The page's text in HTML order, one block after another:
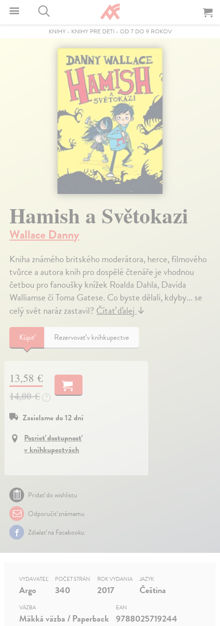
KNIHY- KNIHY PRE DETI - OD 7 DO 9 ROKOV
Hamish a Světokazi
Wallace Danny
Kniha známého britského moderátora, herce, filmového
tvůrce a autora knih pro dospělé čtenáře je vhodnou
četbou pro fanoušky knížek Roalda Dahla, Davida
Walliamse či Toma Gatese. Co byste dělali, kdyby... se
celý svět naráz zastavil?Čítať ďalej↓
Kúpiť Rezervovať v kníhkupectve
13,58 €
14,00 €
?
Zasielame do 12 dní
Pozrieť dostupnosť
v kníhkupectvách
Pridať do wishlistu
Odporučiť známemu
Zdielať na Facebooku
VYDAVATEĽ
Argo
POČET STRÁN
340
ROK VYDANIA
2017
JAZYK
Čeština
VÄZBA
Mäkká väzba / Paperback
EAN
9788025719244